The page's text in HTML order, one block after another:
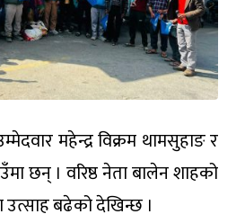
उम्मेदवार महेन्द्र विक्रम थामसुहाङ र
छन् । वरिष्ठ नेताबालेन शाहको
उत्साह बढेको देखिन्छ ।